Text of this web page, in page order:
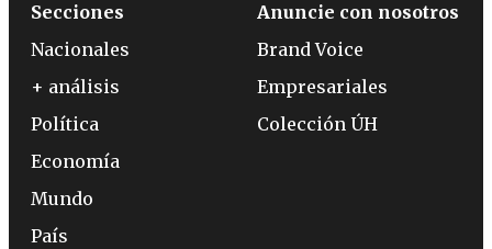
Secciones
Nacionales
+ análisis
Política
Economía
Mundo
País
Anuncie con nosotros
Brand Voice
Empresariales
Colección ÚH